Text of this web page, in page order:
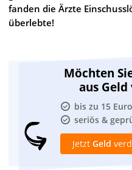
fanden die Ärzte
überlebte!
Möchten
aus
bis zu 15
seriös &
Jetzt Geld